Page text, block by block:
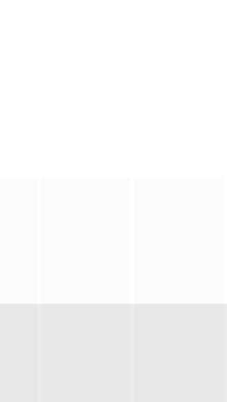
荣等错误的观念，让人在捧腹之余感受到人
了找回丢失的东西，宏光无意中伪装成车王与薇薇进